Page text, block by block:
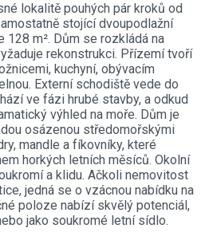
lokalitě pouhých pár kroků od
stojící dvoupodlažní
m². Dům se rozkládá na
rekonstrukci. Přízemí tvoří
kuchyní, obývacím
Externí schodiště vede do
ve fázi hrubé stavby, a odkud
výhled na moře. Dům je
osázenou středomořskými
mandle a fíkovníky, které
horkých letních měsíců. Okolní
a klidu. Ačkoli nemovitost
jedná se o vzácnou nabídku na
poloze nabízí skvělý potenciál,
jako soukromé letní sídlo.